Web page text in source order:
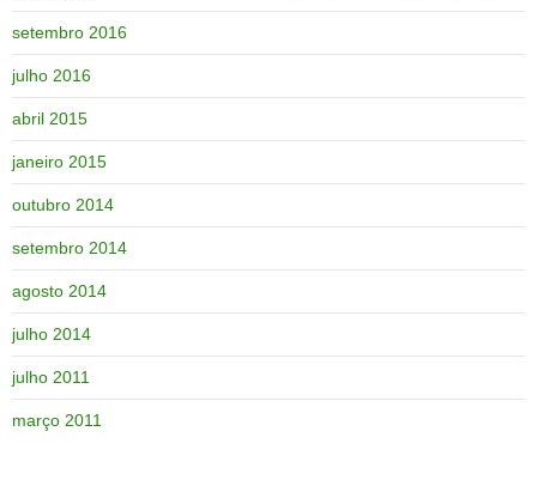
setembro 2016
julho 2016
abril 2015
janeiro 2015
outubro 2014
setembro 2014
agosto 2014
julho 2014
julho 2011
março 2011